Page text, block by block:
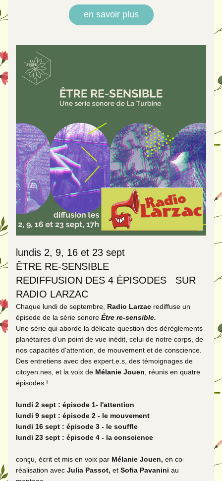
en savoir plus
lundis 2, 9, 16 et 23 sept
ÊTRE RE-SENSIBLE
REDIFFUSION DES 4 ÉPISODES   SUR
RADIO LARZAC
Chaque lundi de septembre, Radio Larzac rediffuse un
épisode de la série sonore Être re-sensible.
Une série qui aborde la délicate question des dérèglements
planétaires d'un point de vue inédit, celui de notre corps, de
nos capacités d'attention, de mouvement et de conscience.
Des entretiens avec des expert.e.s, des témoignages de
citoyen.nes, et la voix de Mélanie Jouen , réunis en quatre
épisodes !
lundi 2 sept : épisode 1- l'attention
lundi 9 sept : épisode 2 - le mouvement
lundi 16 sept : épisode 3 - le souffle
lundi 23 sept : épisode 4 - la conscience
conçu, écrit et mis en voix par Mélanie Jouen, en co-
réalisation avec Julia Passot, et Sofia Pavanini au